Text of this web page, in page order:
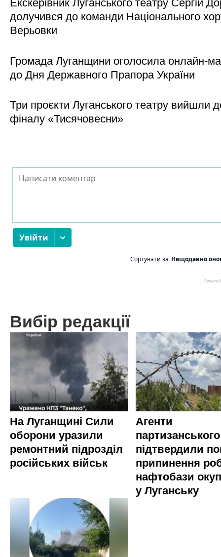
Екскерівник Луганського театру Сергій
долучився до команди Національного
Верьовки
Громада Луганщини оголосила онлайн-
до Дня Державного Прапора України
Три проєкти Луганського театру вийшли
фіналу «Тисячовесни»
Вибір редакції
На Луганщині Сили
оборони уразили
ремонтний підрозділ
російських військ
Агенти
підтвердили
припинення
нафтобази
у Луганську